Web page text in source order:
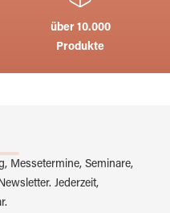
über 10.000
Produkte
Messetermine, Seminare,
Jederzeit,